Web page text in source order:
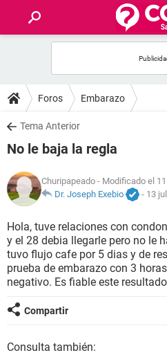
FOROS
SALUD
NUTRICIÓN
BIENESTAR
SEXUALIDAD
GLOSARIO
Foros Embarazo
Tema Anterior
No le baja la regla
Churipapeado - Modificado el
Dr. Joseph Exebio
- 13
Hola, tuve relaciones con
y el 28 debia llegarle pero no le
tuvo flujo cafe por 5 dias y de
prueba de embarazo con 3
negativo. Es fiable este
Compartir
Consulta también: